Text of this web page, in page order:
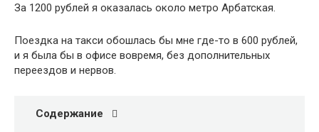
За 1200 рублей я оказалась около метро Арбатская.
Поездка на такси обошлась бы мне где-то в 600 рублей,
и я была бы в офисе вовремя, без дополнительных
переездов и нервов.
Содержание